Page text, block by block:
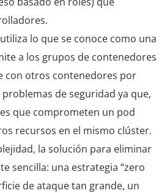
lo que se conoce como una
a los grupos de contenedores
con otros contenedores por
de seguridad ya que,
que comprometen un pod
recursos en el mismo clúster.
la solución para eliminar
sencilla: una estrategia “zero
de ataque tan grande, un